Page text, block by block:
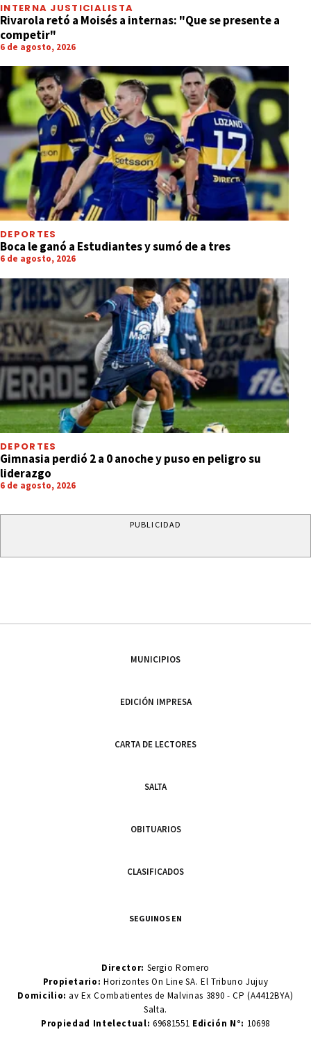
INTERNA JUSTICIALISTA
Rivarola retó a Moisés a internas: "Que se presente a
competir"
6 de agosto, 2026
DEPORTES
Boca le ganó a Estudiantes y sumó de a tres
6 de agosto, 2026
DEPORTES
Gimnasia perdió 2 a 0 anoche y puso en peligro su
liderazgo
6 de agosto, 2026
PUBLICIDAD
MUNICIPIOS
EDICIÓN IMPRESA
CARTA DE LECTORES
SALTA
OBITUARIOS
CLASIFICADOS
SEGUINOS EN
Director: Sergio Romero
Propietario:Horizontes On Line SA. El Tribuno Jujuy
Domicilio: av Ex Combatientes de Malvinas 3890 - CP (A4412BYA)
Salta.
Propiedad Intelectual: 69681551 Edición N°: 10698